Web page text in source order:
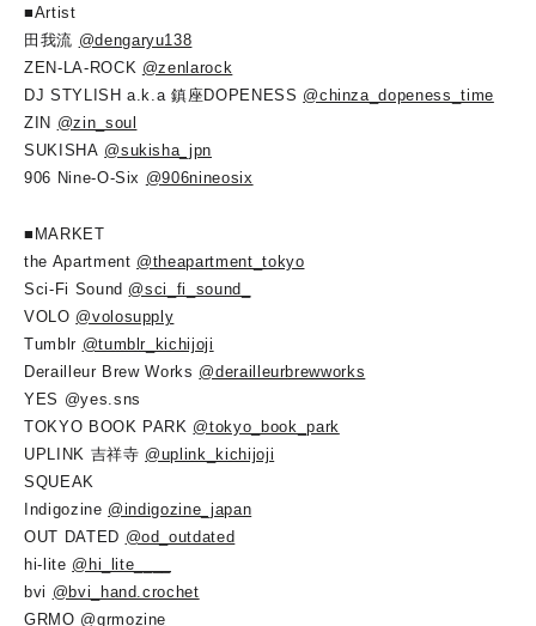
■Artist
田我流 @dengaryu138
ZEN-LA-ROCK @zenlarock
DJ STYLISH a.k.a 鎮座DOPENESS @chinza_dopeness_time
ZIN @zin_soul
SUKISHA @sukisha_jpn
906 Nine-O-Six @906nineosix
■MARKET
the Apartment @theapartment_tokyo
Sci-Fi Sound @sci_fi_sound_
VOLO @volosupply
Tumblr @tumblr_kichijoji
Derailleur Brew Works @derailleurbrewworks
YES @yes.sns
TOKYO BOOK PARK @tokyo_book_park
UPLINK 吉祥寺 @uplink_kichijoji
SQUEAK
Indigozine @indigozine_japan
OUT DATED @od_outdated
hi-lite @hi_lite____
bvi @bvi_hand.crochet
GRMO @grmozine